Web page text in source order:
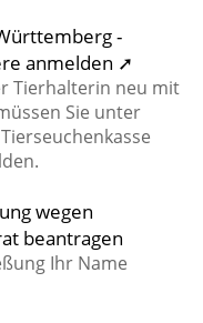
-
anmelden ➚
Tierhalterin neu mit
Sie unter
wegen
beantragen
Ihr Name